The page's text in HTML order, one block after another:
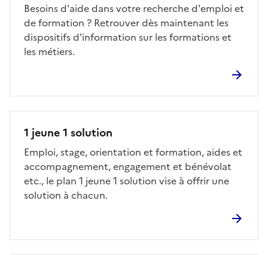
Besoins d'aide dans votre recherche d'emploi et
de formation ? Retrouver dès maintenant les
dispositifs d'information sur les formations et
les métiers.
1 jeune 1 solution
Emploi, stage, orientation et formation, aides et
accompagnement, engagement et bénévolat
etc., le plan 1 jeune 1 solution vise à offrir une
solution à chacun.